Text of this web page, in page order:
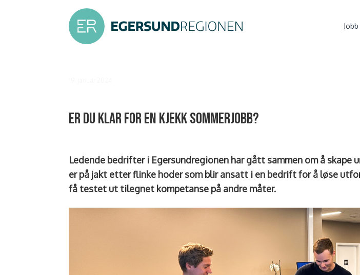
Jobb
ER du klar for en kjekk sommerjobb?
Ledende bedrifter i Egersundregionen har gått sammen om å skape
er på jakt etter flinke hoder som blir ansatt i en bedrift for å løse
få testet ut tilegnet kompetanse på andre måter.